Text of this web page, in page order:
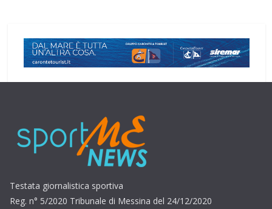
Testata giornalistica sportiva
Reg. n° 5/2020 Tribunale di Messina del 24/12/2020